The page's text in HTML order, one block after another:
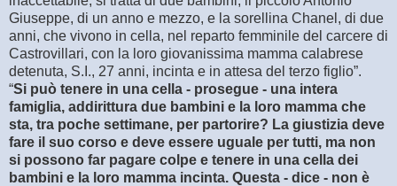
Giuseppe, di un anno e mezzo, e la sorellina Chanel, di due
anni, che vivono in cella, nel reparto femminile del carcere di
Castrovillari, con la loro giovanissima mamma calabrese
detenuta, S.I., 27 anni, incinta e in attesa del terzo figlio”.
“Si può tenere in una cella - prosegue - una intera
famiglia, addirittura due bambini e la loro mamma che
sta, tra poche settimane, per partorire? La giustizia deve
fare il suo corso e deve essere uguale per tutti, ma non
si possono far pagare colpe e tenere in una cella dei
bambini e la loro mamma incinta. Questa - dice - non è